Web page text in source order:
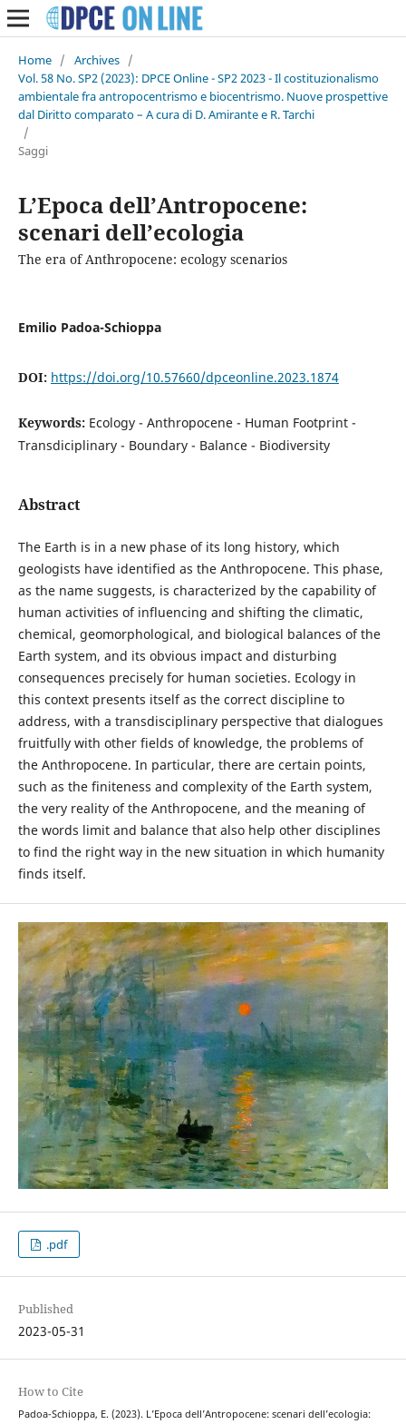
Home / Archives /
Vol. 58 No. SP2 (2023): DPCE Online - SP2 2023 - Il costituzionalismo
ambientale fra antropocentrismo e biocentrismo. Nuove prospettive
dal Diritto comparato – A cura di D. Amirante e R. Tarchi
/
Saggi
L’Epoca dell’Antropocene:
scenari dell’ecologia
The era of Anthropocene: ecology scenarios
Emilio Padoa-Schioppa
DOI: https://doi.org/10.57660/dpceonline.2023.1874
Keywords: Ecology - Anthropocene - Human Footprint -
Transdiciplinary - Boundary - Balance - Biodiversity
Abstract
The Earth is in a new phase of its long history, which
geologists have identified as the Anthropocene. This phase,
as the name suggests, is characterized by the capability of
human activities of influencing and shifting the climatic,
chemical, geomorphological, and biological balances of the
Earth system, and its obvious impact and disturbing
consequences precisely for human societies. Ecology in
this context presents itself as the correct discipline to
address, with a transdisciplinary perspective that dialogues
fruitfully with other fields of knowledge, the problems of
the Anthropocene. In particular, there are certain points,
such as the finiteness and complexity of the Earth system,
the very reality of the Anthropocene, and the meaning of
the words limit and balance that also help other disciplines
to find the right way in the new situation in which humanity
finds itself.
.pdf
Published
2023-05-31
How to Cite
Padoa-Schioppa, E. (2023). L’Epoca dell’Antropocene: scenari dell’ecologia: